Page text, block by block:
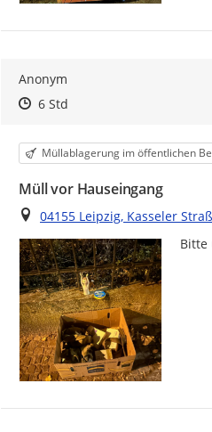
Anonym
Zeitpunkt des Erstellens
Zeitpunkt des Erstellens
6 StdZur Äußerung
Kategorie
Müllablagerung im öffentlichen
Müll vor Hauseingang
Ort
04155 Leipzig, Kasseler
Bitte